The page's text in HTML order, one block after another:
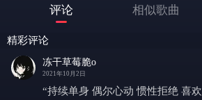
怎么了 你消失了
怎么能轻易说要结
评论 相似歌曲
精彩评论
冻干草莓脆o
2021年10月2日
“持续单身 偶尔心动 惯性拒绝 喜